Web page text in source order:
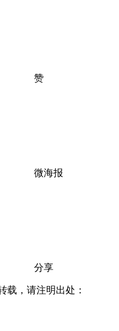
赞
微海报
分享
载，请注明出处：